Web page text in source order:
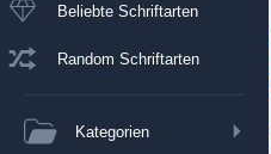
Beliebte Schriftarten
Random Schriftarten
Kategorien